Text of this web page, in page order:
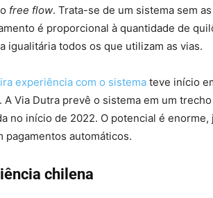
free flow. Trata-se de um sistema sem
é proporcional à quantidade de
igualitária todos os que utilizam as vias.
experiência com o sistema teve início
A Via Dutra prevê o sistema em um
no início de 2022. O potencial é
pagamentos automáticos.
chilena